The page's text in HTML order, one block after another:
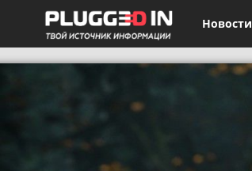
Новости